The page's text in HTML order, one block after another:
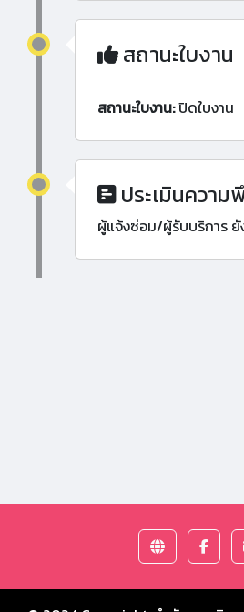
สถานะใบงาน
สถานะใบงาน:ปิดใบงาน
ประเมินความ
ผู้แจ้งซ่อม/ผู้รับบริการ ยั